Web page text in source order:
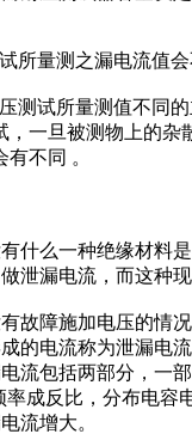
所量测之漏电流值会
试所量测值不同的
一旦被测物上的
不同 。
么一种绝缘材料
泄漏电流，而这种
障施加电压的情
的电流称为泄漏电
流包括两部分，一
成反比，分布电
流增大。